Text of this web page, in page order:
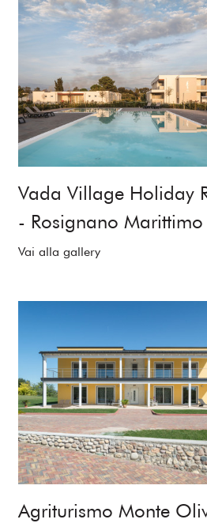
Vada Village Holiday
- Rosignano Marittimo
Vai alla gallery
Agriturismo Monte